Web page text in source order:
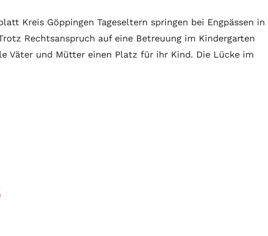
Kreis Göppingen Tageseltern springen bei Engpässen in
Rechtsanspruch auf eine Betreuung im Kindergarten
Väter und Mütter einen Platz für ihr Kind. Die Lücke im